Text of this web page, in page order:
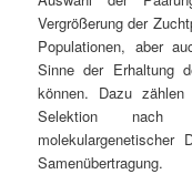
Vergrößerung der
Populationen, aber
Sinne der Erhaltung
können. Dazu zählen
Selektion nach
molekulargenetischer
Samenübertragung.